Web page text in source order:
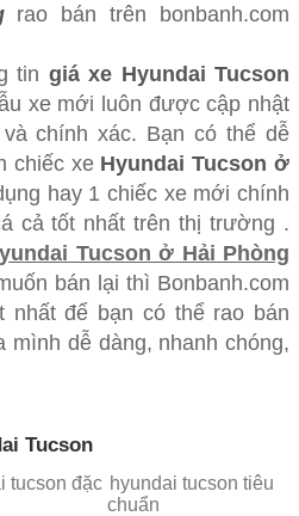
rao bán trên bonbanh.com
tin giá xe Hyundai Tucson
xe mới luôn được cập nhật
chính xác. Bạn có thể dễ
chiếc xe Hyundai Tucson ở
hay 1 chiếc xe mới chính
cả tốt nhất trên thị trường .
Tucson ở Hải Phòng
bán lại thì Bonbanh.com
nhất để bạn có thể rao bán
mình dễ dàng, nhanh chóng,
Tucson
tucson đặc hyundai tucson tiêu
chuẩn